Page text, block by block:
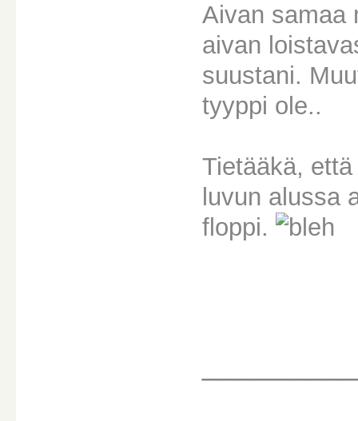
Aivan samaa
aivan
suustani.
tyyppi ole..
Tietääkä,
luvun alussa
floppi.